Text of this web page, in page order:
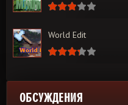
World Edit
ОБСУЖДЕНИЯ